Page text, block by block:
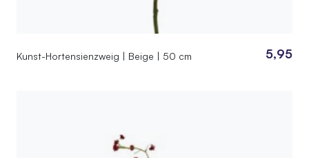
Kunst-Hortensienzweig | Beige | 50 cm 5,95